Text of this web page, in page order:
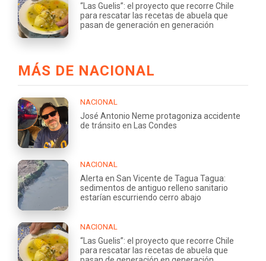
“Las Guelis”: el proyecto que recorre Chile
para rescatar las recetas de abuela que
pasan de generación en generación
MÁS DE NACIONAL
NACIONAL
José Antonio Neme protagoniza accidente
de tránsito en Las Condes
NACIONAL
Alerta en San Vicente de Tagua Tagua:
sedimentos de antiguo relleno sanitario
estarían escurriendo cerro abajo
NACIONAL
“Las Guelis”: el proyecto que recorre Chile
para rescatar las recetas de abuela que